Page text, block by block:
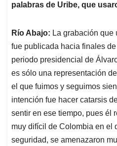
palabras de Uribe, que
Río Abajo: La grabación que
fue publicada hacia finales
periodo presidencial de
es sólo una representación
el que fuimos y seguimos
intención fue hacer catarsis
sentir en ese tiempo, pues él
muy difícil de Colombia en el
seguridad, se amenazaron